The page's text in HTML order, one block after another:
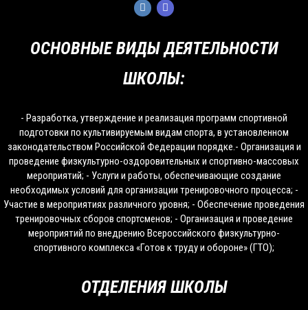
ОСНОВНЫЕ ВИДЫ ДЕЯТЕЛЬНОСТИ
ШКОЛЫ:
- Разработка, утверждение и реализация программ спортивной
подготовки по культивируемым видам спорта, в установленном
законодательством Российской Федерации порядке.- Организация и
проведение физкультурно-оздоровительных и спортивно-массовых
мероприятий; - Услуги и работы, обеспечивающие создание
необходимых условий для организации тренировочного процесса; -
Участие в мероприятиях различного уровня; - Обеспечение проведения
тренировочных сборов спортсменов; - Организация и проведение
мероприятий по внедрению Всероссийского физкультурно-
спортивного комплекса «Готов к труду и обороне» (ГТО);
ОТДЕЛЕНИЯ ШКОЛЫ